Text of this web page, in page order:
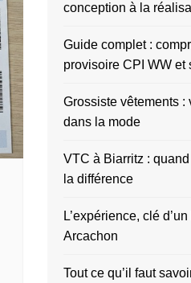
conception à la
Guide complet :
provisoire CPI WW et
Grossiste vêtements
dans la mode
VTC à Biarritz :
la différence
L’expérience, clé
Arcachon
Tout ce qu’il faut